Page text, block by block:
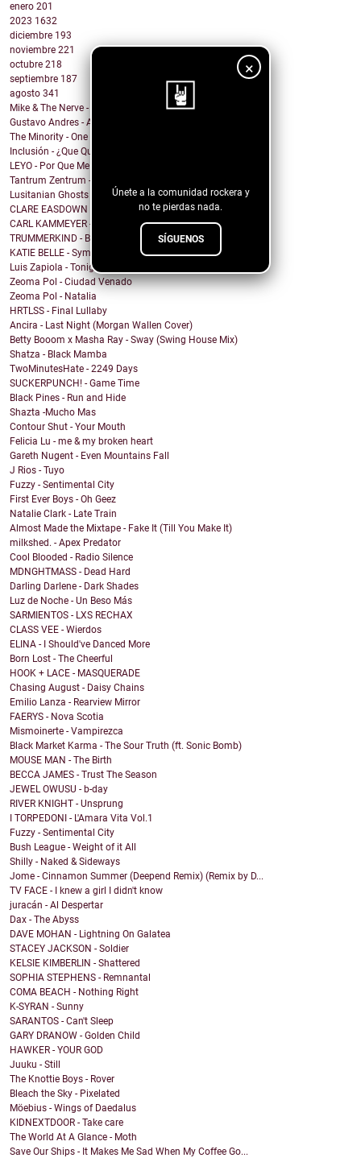
×
Únete a la comunidad rockera y
no te pierdas nada.
SÍGUENOS
enero 201
2023 1632
diciembre 193
noviembre 221
octubre 218
septiembre 187
agosto 341
Mike & The Nerve - Fool's Gold, False Idols
Gustavo Andres - AiRA
The Minority - One Of A Kind
Inclusión - ¿Que Quieres de Mí?
LEYO - Por Que Me Haces Llorar
Tantrum Zentrum - Don't Be A Fascist
Lusitanian Ghosts - September
CLARE EASDOWN - I Break
CARL KAMMEYER - One
TRUMMERKIND - Beauty Queen
KATIE BELLE - Symptoms
Luis Zapiola - Tonight
Zeoma Pol - Ciudad Venado
Zeoma Pol - Natalia
HRTLSS - Final Lullaby
Ancira - Last Night (Morgan Wallen Cover)
Betty Booom x Masha Ray - Sway (Swing House Mix)
Shatza - Black Mamba
TwoMinutesHate - 2249 Days
SUCKERPUNCH! - Game Time
Black Pines - Run and Hide
Shazta -Mucho Mas
Contour Shut - Your Mouth
Felicia Lu - me & my broken heart
Gareth Nugent - Even Mountains Fall
J Rios - Tuyo
Fuzzy - Sentimental City
First Ever Boys - Oh Geez
Natalie Clark - Late Train
Almost Made the Mixtape - Fake It (Till You Make It)
milkshed. - Apex Predator
Cool Blooded - Radio Silence
MDNGHTMASS - Dead Hard
Darling Darlene - Dark Shades
Luz de Noche - Un Beso Más
SARMIENTOS - LXS RECHAX
CLASS VEE - Wierdos
ELINA - I Should've Danced More
Born Lost - The Cheerful
HOOK + LACE - MASQUERADE
Chasing August - Daisy Chains
Emilio Lanza - Rearview Mirror
FAERYS - Nova Scotia
Mismoinerte - Vampirezca
Black Market Karma - The Sour Truth (ft. Sonic Bomb)
MOUSE MAN - The Birth
BECCA JAMES - Trust The Season
JEWEL OWUSU - b-day
RIVER KNIGHT - Unsprung
I TORPEDONI - L'Amara Vita Vol.1
Fuzzy - Sentimental City
Bush League - Weight of it All
Shilly - Naked & Sideways
Jome - Cinnamon Summer (Deepend Remix) (Remix by D...
TV FACE - I knew a girl I didn't know
juracán - Al Despertar
Dax - The Abyss
DAVE MOHAN - Lightning On Galatea
STACEY JACKSON - Soldier
KELSIE KIMBERLIN - Shattered
SOPHIA STEPHENS - Remnantal
COMA BEACH - Nothing Right
K-SYRAN - Sunny
SARANTOS - Can't Sleep
GARY DRANOW - Golden Child
HAWKER - YOUR GOD
Juuku - Still
The Knottie Boys - Rover
Bleach the Sky - Pixelated
Möebius - Wings of Daedalus
KIDNEXTDOOR - Take care
The World At A Glance - Moth
Save Our Ships - It Makes Me Sad When My Coffee Go...